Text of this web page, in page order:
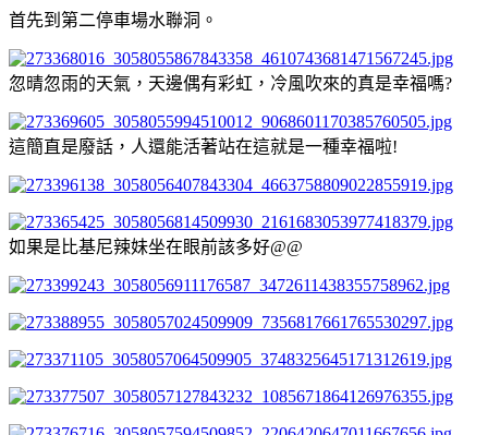
首先到第二停車場水聯洞。
忽晴忽雨的天氣，天邊偶有彩虹，冷風吹來的真是幸福嗎?
這簡直是廢話，人還能活著站在這就是一種幸福啦!
如果是比基尼辣妹坐在眼前該多好@@